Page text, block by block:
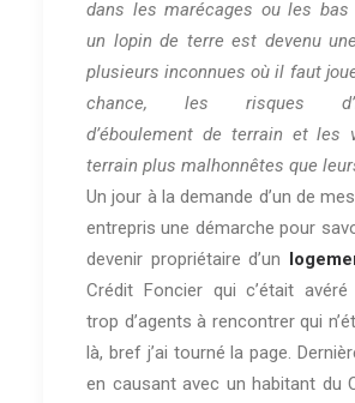
dans les marécages ou les bas
un lopin de terre est devenu
plusieurs inconnues où il faut
chance, les risques
d’éboulement de terrain et les
terrain plus malhonnêtes que
Un jour à la demande d’un de
entrepris une démarche pour
devenir propriétaire d’un
Crédit Foncier qui c’était avéré
trop d’agents à rencontrer qui
là, bref j’ai tourné la page.
en causant avec un habitant du